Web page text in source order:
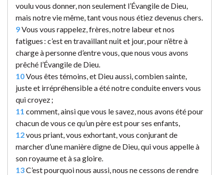
voulu vous donner, non seulement l’Évangile de Dieu,
mais notre vie même, tant vous nous étiez devenus chers.
9Vous vous rappelez, frères, notre labeur et nos
fatigues : c’est en travaillant nuit et jour, pour n’être à
charge à personne d’entre vous, que nous vous avons
prêché l’Évangile de Dieu.
10Vous êtes témoins, et Dieu aussi, combien sainte,
juste et irrépréhensible a été notre conduite envers vous
qui croyez ;
11 comment, ainsi que vous le savez, nous avons été pour
chacun de vous ce qu’un père est pour ses enfants,
12vous priant, vous exhortant, vous conjurant de
marcher d’une manière digne de Dieu, qui vous appelle à
son royaume et à sa gloire.
13C’est pourquoi nous aussi, nous ne cessons de rendre